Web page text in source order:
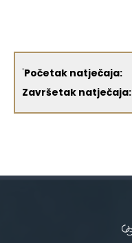
'Početak natječaja:
Završetak natječaja: